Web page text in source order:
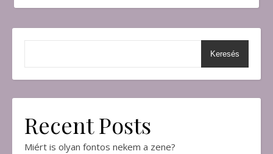
Keresés
Recent Posts
Miért is olyan fontos nekem a zene?